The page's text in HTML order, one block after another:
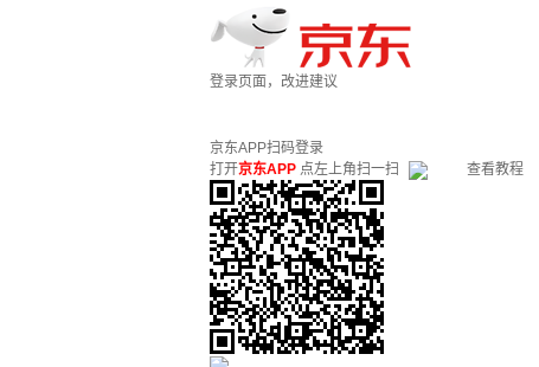
登录页面，改进建议
京东APP扫码登录
打开京东APP 点左上角扫一扫 查看教程